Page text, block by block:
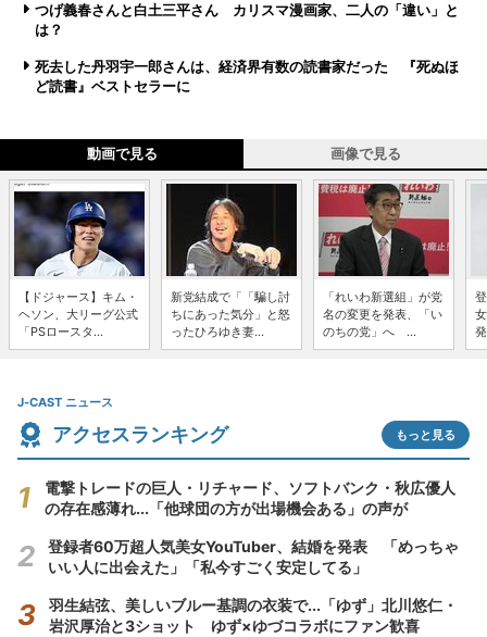
つげ義春さんと白土三平さん カリスマ漫画家、二人の「違い」と
は？
死去した丹羽宇一郎さんは、経済界有数の読書家だった 『死ぬほ
ど読書』ベストセラーに
動画で見る 画像で見る
【ドジャース】キム・
ヘソン、大リーグ公式
「PSロースタ...
新党結成で「「騙し討
ちにあった気分」と怒
ったひろゆき妻...
「れいわ新選組」が党
名の変更を発表、「い
のちの党」へ ...
J-CAST ニュース
アクセスランキング もっと見る
電撃トレードの巨人・リチャード、ソフトバンク・秋広優人
の存在感薄れ...「他球団の方が出場機会ある」の声が
登録者60万超人気美女YouTuber、結婚を発表 「めっちゃ
いい人に出会えた」「私今すごく安定してる」
羽生結弦、美しいブルー基調の衣装で...「ゆず」北川悠仁・
岩沢厚治と3ショット ゆず×ゆづコラボにファン歓喜